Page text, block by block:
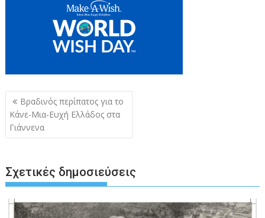
Πλοήγηση
άρθρων
Βραδινός περίπατος για το
Κάνε-Μια-Ευχή Ελλάδος στα
Γιάννενα
Σχετικές δημοσιεύσεις